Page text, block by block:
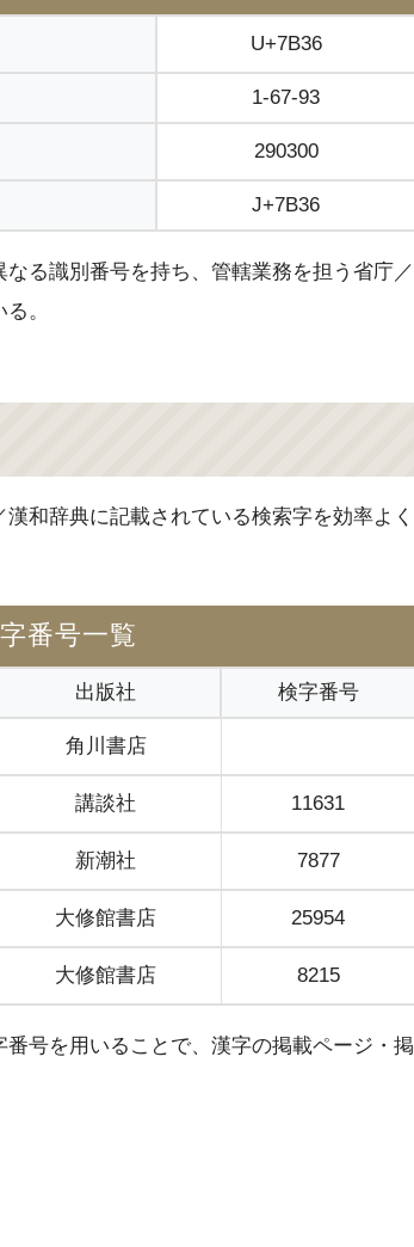
U+7B36
1-67-93
290300
J+7B36
る識別番号を持ち、管轄業務を担う省庁／
。
和辞典に記載されている検索字を効率よく
番号一覧
出版社 検字番号
角川書店
講談社 11631
新潮社 7877
大修館書店 25954
大修館書店 8215
号を用いることで、漢字の掲載ページ・掲